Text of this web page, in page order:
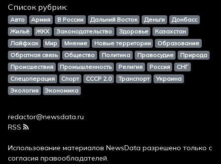
Список рубрик:
Авто Армия В России Дальний Восток Деньги
Донбасс
Жильё
ЖКХ Законодательство Здоровье
Казахстан
Лайфхак
Мир Мнение Новые территории
Образование
Обратная связь
Общество Политика Правосудие
Природа
Происшествия
Промышленность Религия Россия
СНГ
Спецоперация
Спорт СССР 2.0 Транспорт
Украина
Экология
Экономика
redactor@newsdata.ru
RSS
Использование материалов NewsData разрешено только с
согласия правообладателей.